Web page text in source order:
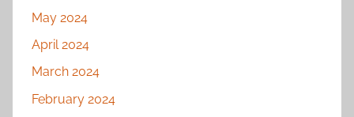
May 2024
April 2024
March 2024
February 2024